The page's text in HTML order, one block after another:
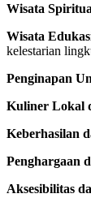
Wisata
Wisata
kelestarian
Penginapan
Kuliner Lokal
Keberhasilan
Penghargaan
Aksesibilitas